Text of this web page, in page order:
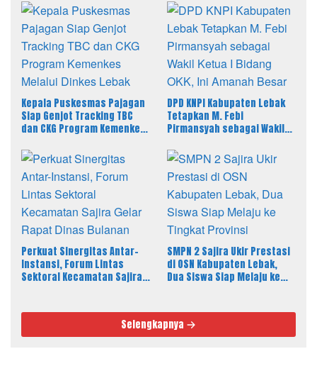
Kepala Puskesmas Pajagan
Siap Genjot Tracking TBC
dan CKG Program Kemenkes
DPD KNPI Kabupaten Lebak
Tetapkan M. Febi
Pirmansyah sebagai Wakil
Amanah Besar
Perkuat Sinergitas Antar-
Instansi, Forum Lintas
Sektoral Kecamatan Sajira
SMPN 2 Sajira Ukir Prestasi
di OSN Kabupaten Lebak,
Dua Siswa Siap Melaju ke
Selengkapnya